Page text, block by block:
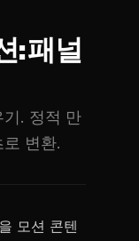
: 패널
. 정적 만
변환.
모션 콘텐